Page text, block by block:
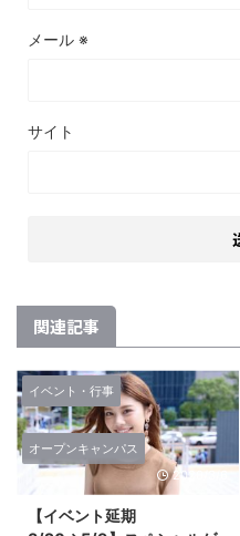
メール ※
サイト
関連記事
イベント・行事
オープンキャンパス
2020/3/6
【イベント延期